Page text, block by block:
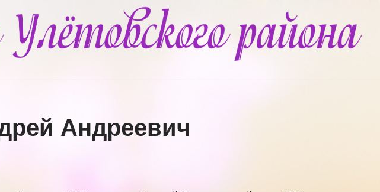
Андреевич